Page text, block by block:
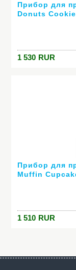
Прибор для
Donuts
1 530 RUR
Прибор для
Muffin
1 510 RUR